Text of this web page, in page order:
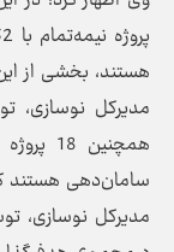
هستند، بخشی از
مدیرکل نوسازی،
سامان‌دهی هستند
مدیرکل نوسازی،